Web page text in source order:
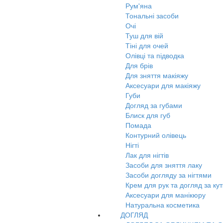
Рум'яна
Тональні засоби
Очі
Туш для вій
Тіні для очей
Олівці та підводка
Для брів
Для зняття макіяжу
Аксесуари для макіяжу
Губи
Догляд за губами
Блиск для губ
Помада
Контурний олівець
Нігті
Лак для нігтів
Засоби для зняття лаку
Засоби догляду за нігтями
Крем для рук та догляд за
Аксесуари для манікюру
Натуральна косметика
ДОГЛЯД